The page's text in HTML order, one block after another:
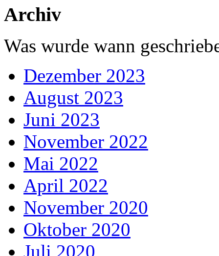
Archiv
Was wurde wann
Dezember 2023
August 2023
Juni 2023
November 2022
Mai 2022
April 2022
November 2020
Oktober 2020
Juli 2020